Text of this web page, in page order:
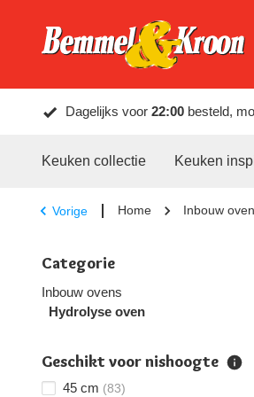
Dagelijks voor 22:00 besteld,
Keuken collectie Keuken
Vorige Home Inbouw
Categorie
Inbouw ovens
Hydrolyse oven
Geschikt voor nishoogte
45 cm (83)